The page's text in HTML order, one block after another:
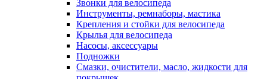
Звонки для велосипеда
Инструменты, ремнаборы, мастика
Крепления и стойки для велосипеда
Крылья для велосипеда
Насосы, аксессуары
Подножки
Смазки, очистители, масло, жидкости для